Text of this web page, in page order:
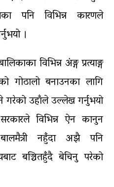
पनि विभिन्न कारणले
।
विभिन्न अंङ्ग प्रत्याङ्ग
गोठालो बनाउनका लागि
गरेको उहाँले उल्लेख गर्नुभयो
विभिन्न ऐन कानुन
नहुँदा अझै पनि
बञ्चितहुँदै बेचिनु परेको